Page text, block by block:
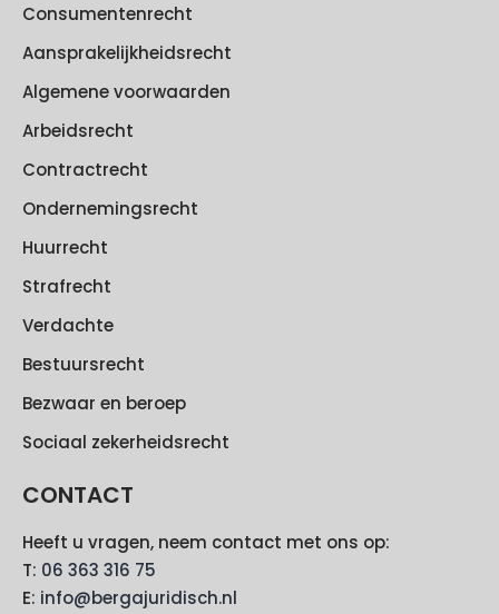
Consumentenrecht
Aansprakelijkheidsrecht
Algemene voorwaarden
Arbeidsrecht
Contractrecht
Ondernemingsrecht
Huurrecht
Strafrecht
Verdachte
Bestuursrecht
Bezwaar en beroep
Sociaal zekerheidsrecht
CONTACT
Heeft u vragen, neem contact met ons op:
T: 06 363 316 75
E: info@bergajuridisch.nl